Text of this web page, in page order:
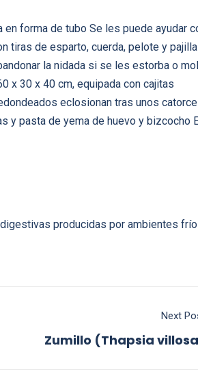
forma de tubo Se les puede ayudar
tiras de esparto, cuerda, pelote y
la nidada si se les estorba o
x 30 x 40 cm, equipada con cajitas
eclosionan tras unos
y pasta de yema de huevo y bizcocho
producidas por ambientes
Next
Zumillo (Thapsia